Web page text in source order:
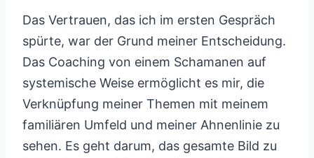
Das Vertrauen, das ich im ersten Gespräch
spürte, war der Grund meiner Entscheidung.
Das Coaching von einem Schamanen auf
systemische Weise ermöglicht es mir, die
Verknüpfung meiner Themen mit meinem
familiären Umfeld und meiner Ahnenlinie zu
sehen. Es geht darum, das gesamte Bild zu